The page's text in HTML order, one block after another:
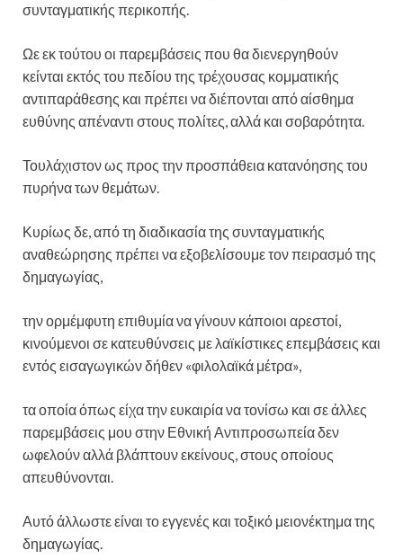
συνταγματικής περικοπής.
Ωε εκ τούτου οι παρεμβάσεις που θα διενεργηθούν
κείνται εκτός του πεδίου της τρέχουσας κομματικής
αντιπαράθεσης και πρέπει να διέπονται από αίσθημα
ευθύνης απέναντι στους πολίτες, αλλά και σοβαρότητα.
Τουλάχιστον ως προς την προσπάθεια κατανόησης του
πυρήνα των θεμάτων.
Κυρίως δε, από τη διαδικασία της συνταγματικής
αναθεώρησης πρέπει να εξοβελίσουμε τον πειρασμό της
δημαγωγίας,
την ορμέμφυτη επιθυμία να γίνουν κάποιοι αρεστοί,
κινούμενοι σε κατευθύνσεις με λαϊκίστικες επεμβάσεις και
εντός εισαγωγικών δήθεν «φιλολαϊκά μέτρα»,
τα οποία όπως είχα την ευκαιρία να τονίσω και σε άλλες
παρεμβάσεις μου στην Εθνική Αντιπροσωπεία δεν
ωφελούν αλλά βλάπτουν εκείνους, στους οποίους
απευθύνονται.
Αυτό άλλωστε είναι το εγγενές και τοξικό μειονέκτημα της
δημαγωγίας.